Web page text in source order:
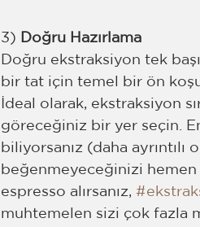
3)
Doğru Hazırlama
Doğru ekstraksiyon tek
bir tat için temel bir ön
İdeal olarak, ekstraksiyon
göreceğiniz bir yer seçin.
biliyorsanız (daha
beğenmeyeceğinizi hemen
espresso alırsanız,
muhtemelen sizi çok fazla